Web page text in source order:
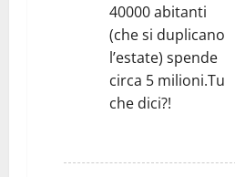
40000 abitanti
(che si duplicano
l’estate) spende
circa 5 milioni.Tu
che dici?!